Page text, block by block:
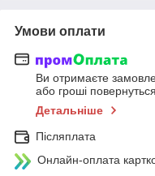
Умови оплати
Ви отримаєте
або гроші
Детальніше
Післяплата
Онлайн-оплата